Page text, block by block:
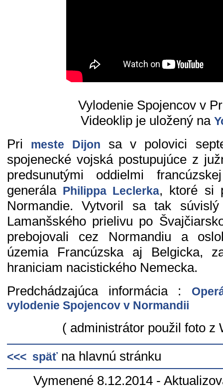
Vylodenie Spojencov v
Videoklip je uložený na
Pri meste Dijon sa v polovici
spojenecké vojská postupujúce z
predsunutými oddielmi
generála Philippa Leclerka, ktoré si
Normandie. Vytvoril sa tak
Lamanšského prielivu po
prebojovali cez Normandiu a
územia Francúzska aj Belgicka,
hraniciam nacistického Nemecka.
Predchádzajúca informácia :
vylodenie Spojencov v Normandii
( administrátor použil foto z
<<< späť na hlavnú stránku
Vymenené 8.12.2014 -